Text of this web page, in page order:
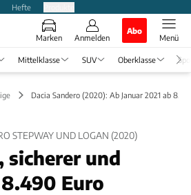
Hefte
Marken Anmelden
Abo
Menü
Mittelklasse SUV Oberklasse
Dacia Sandero (2020): Ab Januar 2021 ab
STEPWAY UND LOGAN (2020)
sicherer und
Euro